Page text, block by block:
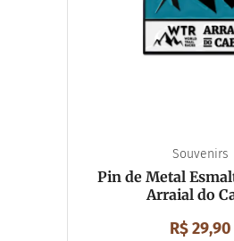
Souvenirs
Pin de Metal
Arraial do
R$29,90